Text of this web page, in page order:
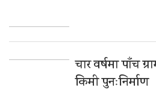
चार वर्षमा पाँच
किमी पुनःनिर्माण